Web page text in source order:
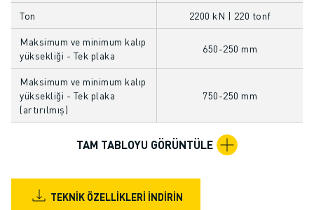
FANUC AKADEMI
ENDÜSTRILER IÇIN ÇÖZÜMLER
EĞITIM IÇIN ÇÖZÜMLER
WORLDSKILLS & GENÇ YETENEKLER
HABERLER & MEDYA
HABERLER & MEDYA
ETKINLIKLER
FANUC HAKKINDA
AVRUPA'DA FANUC
LOKASYONLARIMIZ
Ton 2200 kN | 220 tonf
Maksimum ve minimum kalıp
yüksekliği - Tek plaka
650-250 mm
Maksimum ve minimum kalıp
yüksekliği - Tek plaka
(artırılmış)
750-250 mm
TAM TABLOYU GÖRÜNTÜLE
TEKNIK ÖZELLIKLERI İNDIRIN